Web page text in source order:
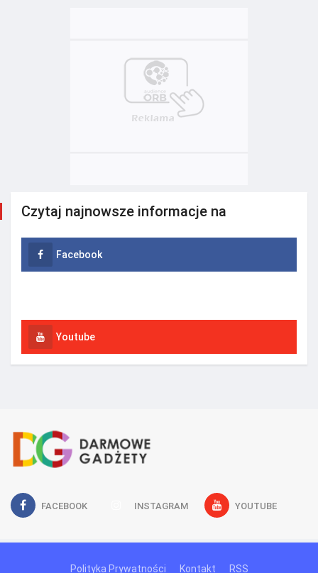
Czytaj najnowsze informacje na
Facebook
Youtube
FACEBOOK INSTAGRAM YOUTUBE
Polityka Prywatności Kontakt RSS